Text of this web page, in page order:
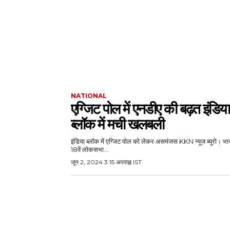
NATIONAL
एग्जिट पोल में एनडीए की बढ़त इंडिया
ब्लॉक में मची खलबली
इंडिया ब्लॉक में एग्जिट पोल को लेकर असमंजस KKN न्यूज ब्यूरो।
18वें लोकसभा...
जून 2, 2024 3:15 अपराह्न IST